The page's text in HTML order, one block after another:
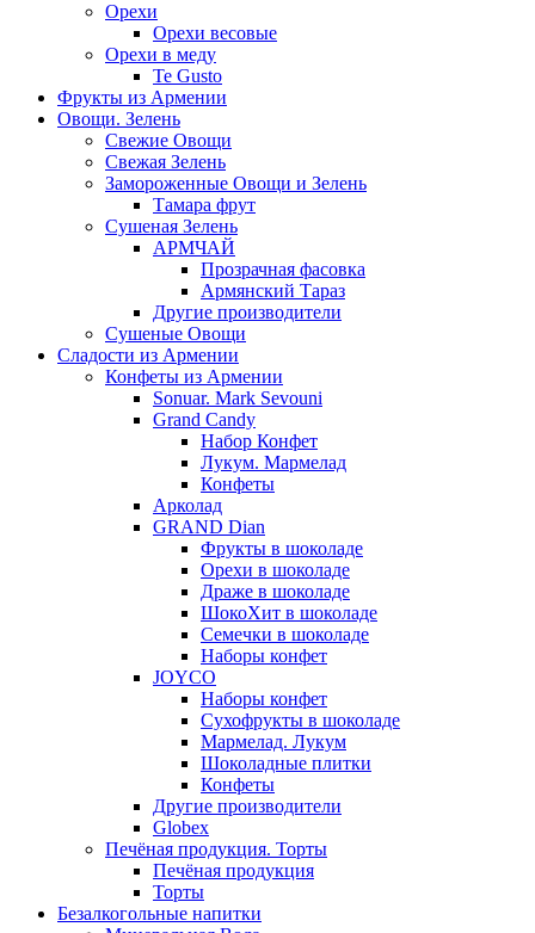
Орехи
Орехи весовые
Орехи в меду
Te Gusto
Фрукты из Армении
Овощи. Зелень
Свежие Овощи
Свежая Зелень
Замороженные Овощи и Зелень
Тамара фрут
Сушеная Зелень
АРМЧАЙ
Прозрачная фасовка
Армянский Тараз
Другие производители
Сушеные Овощи
Сладости из Армении
Конфеты из Армении
Sonuar. Mark Sevouni
Grand Candy
Набор Конфет
Лукум. Мармелад
Конфеты
Арколад
GRAND Dian
Фрукты в шоколаде
Орехи в шоколаде
Драже в шоколаде
ШокоХит в шоколаде
Семечки в шоколаде
Наборы конфет
JOYCO
Наборы конфет
Сухофрукты в шоколаде
Мармелад. Лукум
Шоколадные плитки
Конфеты
Другие производители
Globex
Печёная продукция. Торты
Печёная продукция
Торты
Безалкогольные напитки